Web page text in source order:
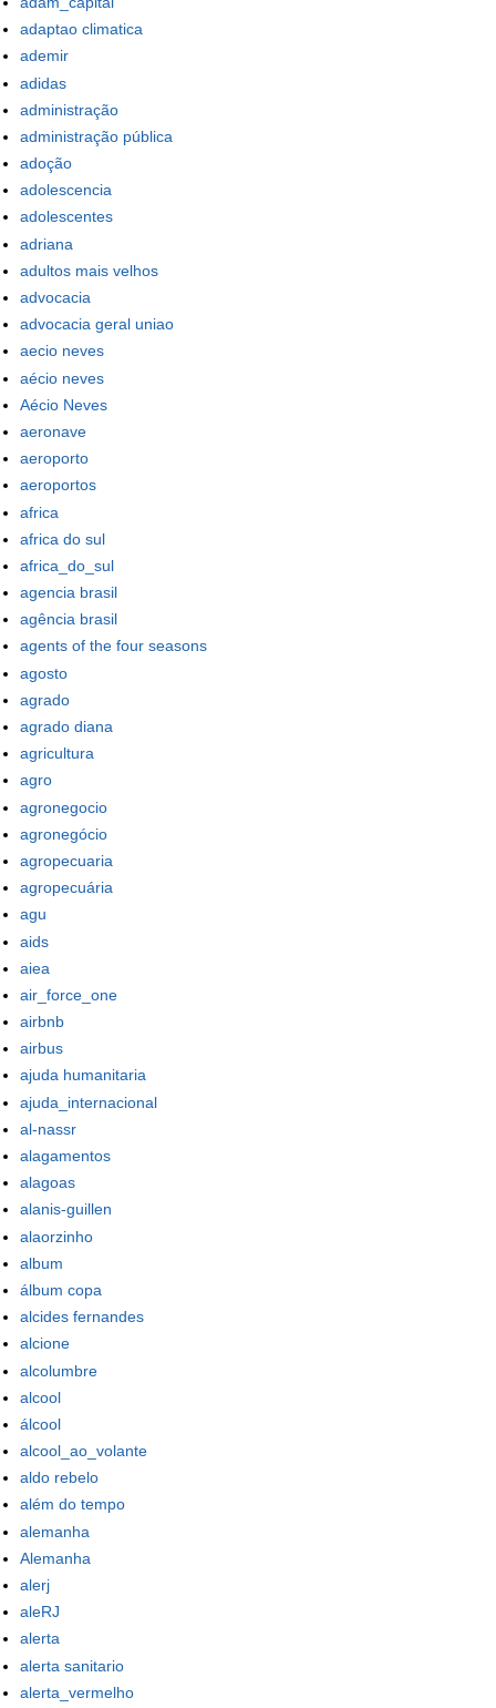
adaptao climatica
ademir
adidas
administração
administração pública
adoção
adolescencia
adolescentes
adriana
adultos mais velhos
advocacia
advocacia geral uniao
aecio neves
aécio neves
Aécio Neves
aeronave
aeroporto
aeroportos
africa
africa do sul
africa_do_sul
agencia brasil
agência brasil
agents of the four seasons
agosto
agrado
agrado diana
agricultura
agro
agronegocio
agronegócio
agropecuaria
agropecuária
agu
aids
aiea
air_force_one
airbnb
airbus
ajuda humanitaria
ajuda_internacional
al-nassr
alagamentos
alagoas
alanis-guillen
alaorzinho
album
álbum copa
alcides fernandes
alcione
alcolumbre
alcool
álcool
alcool_ao_volante
aldo rebelo
além do tempo
alemanha
Alemanha
alerj
aleRJ
alerta
alerta sanitario
alerta_vermelho